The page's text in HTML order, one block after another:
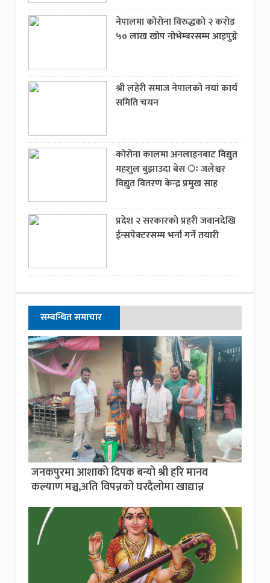
नेपालमा कोरोना विरुद्धको २ करोड
५० लाख खोप नोभेम्बरसम्म आइपुग्ने
श्री लहेरी समाज नेपालको नयां कार्य
समिति चयन
कोरोना कालमा अनलाइनबाट विद्युत
महशुल बुझाउदा बेस ः जलेश्वर
विद्युत वितरण केन्द्र प्रमुख साह
प्रदेश २ सरकारको प्रहरी जवानदेखि
ईन्सपेक्टरसम्म भर्ना गर्ने तयारी
सम्बन्धित समाचार
जनकपुरमा आशाको दिपक बन्यो श्री हरि मानव
कल्याण मञ्च,अति विपन्नको घरदैलोमा खाद्यान्न